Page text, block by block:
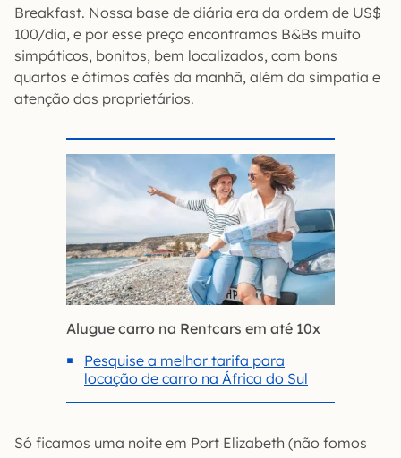
Breakfast. Nossa base de diária era da ordem de US$
100/dia, e por esse preço encontramos B&Bs muito
simpáticos, bonitos, bem localizados, com bons
quartos e ótimos cafés da manhã, além da simpatia e
atenção dos proprietários.
Alugue carro na Rentcars em até 10x
Pesquise a melhor tarifa para
locação de carro na África do Sul
Só ficamos uma noite em Port Elizabeth (não fomos